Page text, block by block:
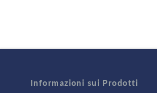
Informazioni sui Prodotti